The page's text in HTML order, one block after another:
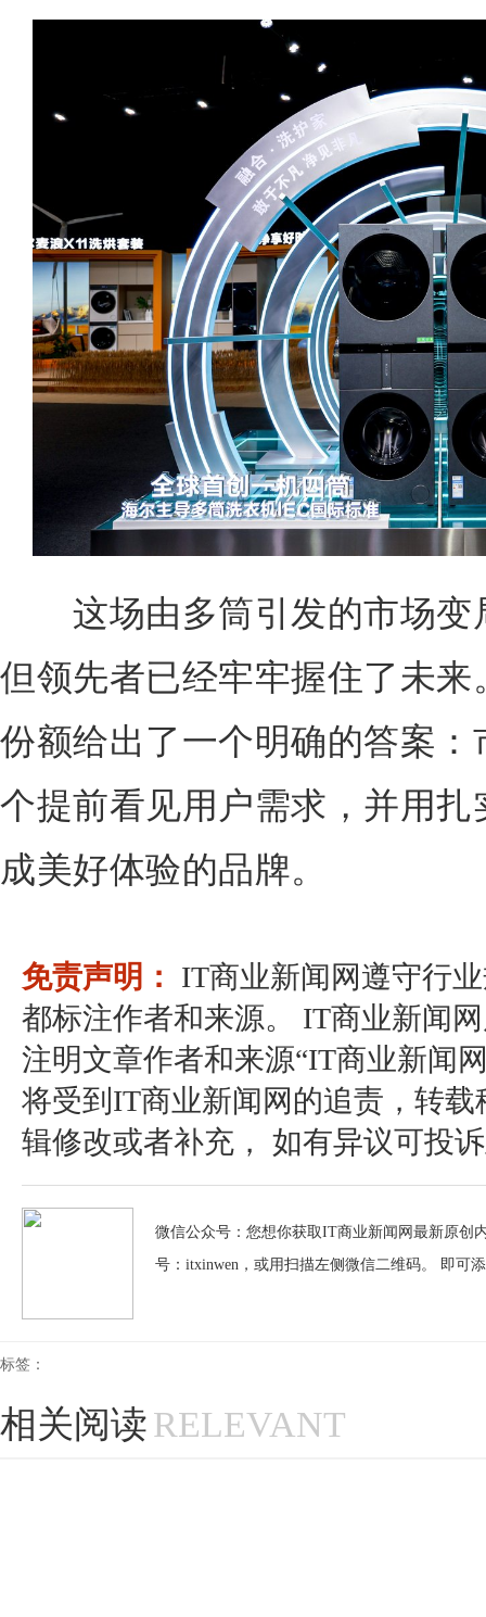
这场由多筒引发的市场变
但领先者已经牢牢握住了未来
份额给出了一个明确的答案
个提前看见用户需求，并用
成美好体验的品牌。
免责声明：
IT商业新闻网遵守行
都标注作者和来源。 IT商业新闻
注明文章作者和来源“IT商业新闻
将受到IT商业新闻网的追责，转
辑修改或者补充， 如有异议可投
微信公众号：您想你获取IT商业新闻网最新原创
号：itxinwen，或用扫描左侧微信二维码。 即可
标签：
相关阅读RELEVANT